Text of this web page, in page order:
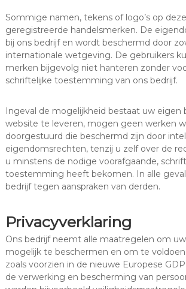
Sommige namen, tekens of logo’s op
geregistreerde handelsmerken. De
bij ons bedrijf en wordt beschermd door
internationale wetgeving. De gebruikers
merken bijgevolg niet hanteren zonder
schriftelijke toestemming van ons bedrijf.
Ingeval de mogelijkheid bestaat uw eigen
website te leveren, mogen geen werken
doorgestuurd die beschermd zijn door
eigendomsrechten, tenzij u zelf over de
u minstens de nodige voorafgaande,
toestemming heeft bekomen. In alle
bedrijf tegen aanspraken van derden.
Privacyverklaring
Ons bedrijf neemt alle maatregelen om
mogelijk te beschermen en om te
zoals voorzien in de nieuwe Europese
de verwerking en bescherming van